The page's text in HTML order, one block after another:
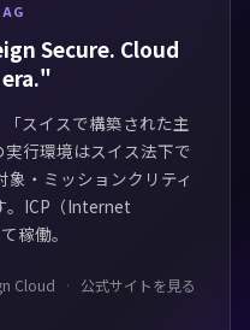
Secure. Cloud
スイスで構築された主
行環境はスイス法下で
・ミッションクリティ
。ICP（Internet
稼働。
Cloud
公式サイトを見る